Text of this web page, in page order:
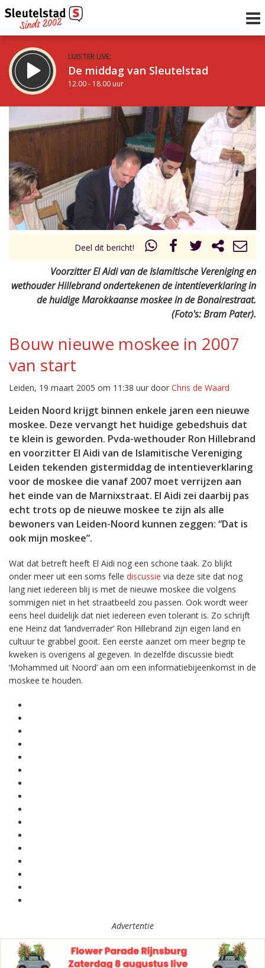
LUISTER LIVE:
De middag van Sleutelstad
12.00 - 18.00 uur
De vrijdagavond met Keanu
18.00 - 19.00 uur
uur 1 van 0 Volgend uur
Inklappen
Deel dit bericht!
Voorzitter El Aidi van de Islamitische Vereniging en
wethouder Hillebrand ondertekenen de intentieverklaring in
de huidige Marokkaanse moskee in de Bonairestraat.
(Foto's: Bram Pater).
Bouw nieuwe moskee in 2007
van start
Leiden, 19 maart 2005 om 11:38 uur door Chris de Waard
Leiden Noord krijgt binnen enkele jaren een nieuwe
moskee. Deze vervangt het huidige gebedshuis dat
te klein is geworden. Pvda-wethouder Ron Hillebrand
en voorzitter El Aidi van de Islamitische Vereniging
Leiden tekenden gistermiddag de intentieverklaring
voor de moskee die vanaf 2007 moet verrijzen aan
het einde van de Marnixstraat. El Aidi zei daarbij pas
echt trots op de nieuwe moskee te zijn als alle
bewoners van Leiden-Noord kunnen zeggen: “Dat is
ook mijn moskee”.
Wat dat betreft heeft El Aidi nog een schone taak. Zo blijkt
onder meer uit een soms felle discussie via deze site dat nog
lang niet iedereen blij is met de nieuwe moskee die volgens
sommigen niet in het straatbeeld zou passen. Ook wordt weer
eens heel duidelijk dat niet iedereen even tolerant is. Zo schrijft
ene Heinz dat ‘landverrader’ Ron Hillebrand zijn eigen land en
cultuur te grabbel gooit. Een eerste aanzet om meer begrip te
kweken is overigens al gegeven. In dezelfde discussie biedt
‘Mohammed uit Noord’ aan om een informatiebijeenkomst in de
moskee te houden.
Advertentie